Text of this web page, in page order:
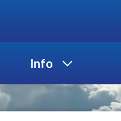
Info